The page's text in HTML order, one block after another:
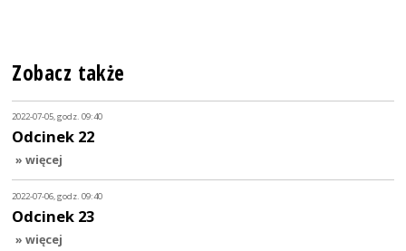
Zobacz także
2022-07-05, godz. 09:40
Odcinek 22
» więcej
2022-07-06, godz. 09:40
Odcinek 23
» więcej